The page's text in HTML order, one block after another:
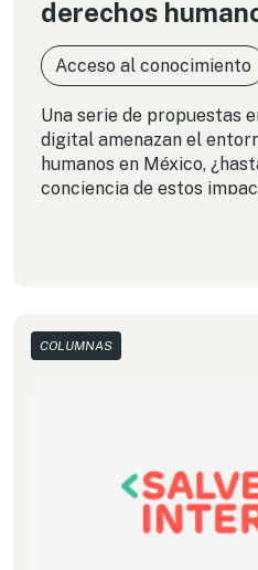
derechos
Acceso al conocimiento
Una serie de propuestas
digital amenazan el
humanos en México,
conciencia de estos
COLUMNAS